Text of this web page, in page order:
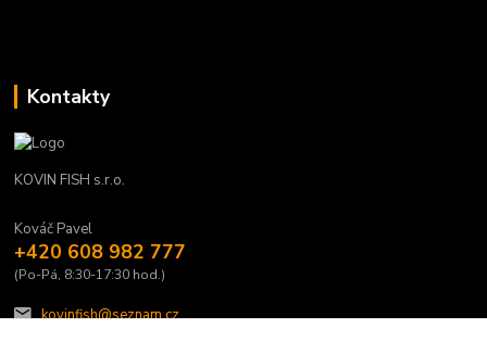
Kontakty
KOVIN FISH s.r.o.
Kováč Pavel
+420 608 982 777
(Po-Pá, 8:30-17:30 hod.)
kovinfish@seznam.cz